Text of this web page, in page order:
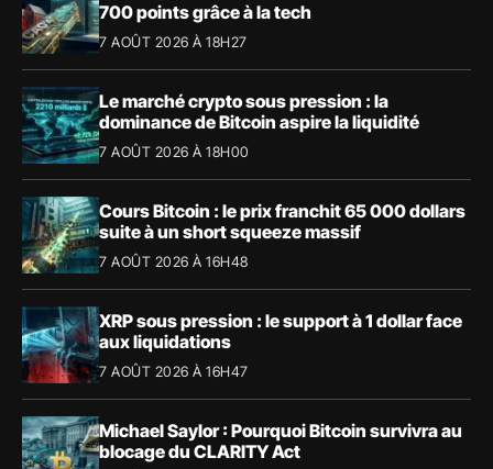
700 points grâce à la tech
7 AOÛT 2026 À 18H27
Le marché crypto sous pression : la
dominance de Bitcoin aspire la liquidité
7 AOÛT 2026 À 18H00
Cours Bitcoin : le prix franchit 65 000 dollars
suite à un short squeeze massif
7 AOÛT 2026 À 16H48
XRP sous pression : le support à 1 dollar face
aux liquidations
7 AOÛT 2026 À 16H47
Michael Saylor : Pourquoi Bitcoin survivra au
blocage du CLARITY Act